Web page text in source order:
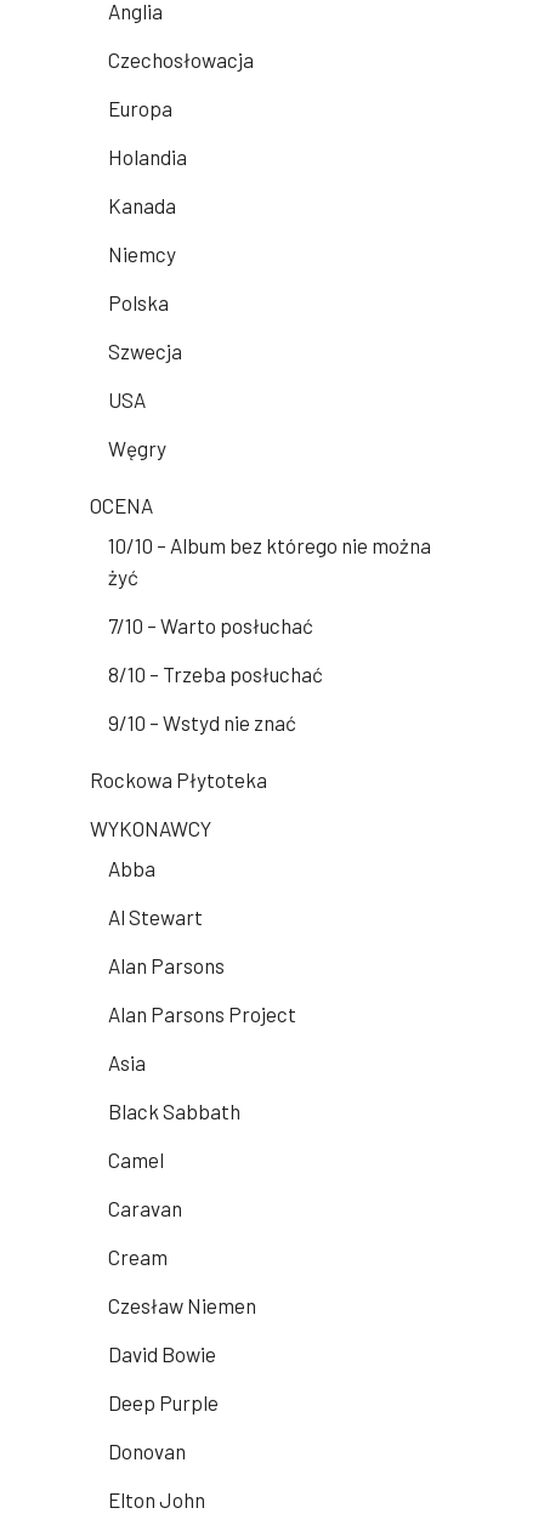
Anglia
Czechosłowacja
Europa
Holandia
Kanada
Niemcy
Polska
Szwecja
USA
Węgry
OCENA
10/10 – Album bez którego nie można
żyć
7/10 – Warto posłuchać
8/10 – Trzeba posłuchać
9/10 – Wstyd nie znać
Rockowa Płytoteka
WYKONAWCY
Abba
Al Stewart
Alan Parsons
Alan Parsons Project
Asia
Black Sabbath
Camel
Caravan
Cream
Czesław Niemen
David Bowie
Deep Purple
Donovan
Elton John